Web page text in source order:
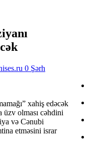
0 Şərh
üzv olması cəhdini
və Cənubi
etməsini israr